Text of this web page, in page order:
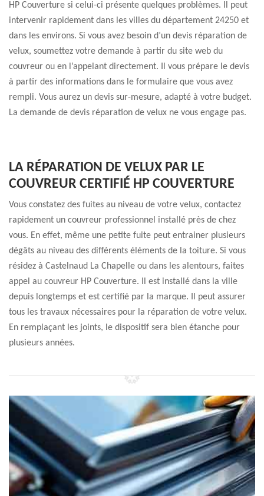
HP Couverture si celui-ci présente quelques problèmes. Il peut
intervenir rapidement dans les villes du département 24250 et
dans les environs. Si vous avez besoin d’un devis réparation de
velux, soumettez votre demande à partir du site web du
couvreur ou en l’appelant directement. Il vous prépare le devis
à partir des informations dans le formulaire que vous avez
rempli. Vous aurez un devis sur-mesure, adapté à votre budget.
La demande de devis réparation de velux ne vous engage pas.
LA RÉPARATION DE VELUX PAR LE
COUVREUR CERTIFIÉ HP COUVERTURE
Vous constatez des fuites au niveau de votre velux, contactez
rapidement un couvreur professionnel installé près de chez
vous. En effet, même une petite fuite peut entrainer plusieurs
dégâts au niveau des différents éléments de la toiture. Si vous
résidez à Castelnaud La Chapelle ou dans les alentours, faites
appel au couvreur HP Couverture. Il est installé dans la ville
depuis longtemps et est certifié par la marque. Il peut assurer
tous les travaux nécessaires pour la réparation de votre velux.
En remplaçant les joints, le dispositif sera bien étanche pour
plusieurs années.